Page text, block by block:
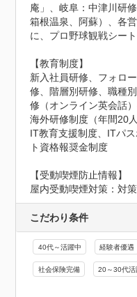
庵」、岐阜：中津川研
箱根温泉、阿蘇）、各
に、プロ野球観戦シー
【教育制度】
新入社員研修、フォロ
修、階層別研修、職種
修（オンライン英会話
海外研修制度（年間20
IT教育支援制度、ITパ
ト資格報奨金制度
【受動喫煙防止情報】
屋内受動喫煙対策：対
こだわり条件
40代～活躍中 経験者優遇
社会保険完備 20～30代活